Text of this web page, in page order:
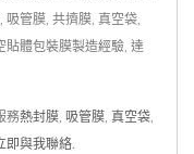
管膜, 共擠膜, 真空袋,
貼體包裝膜製造經驗, 達
務熱封膜 吸管膜 真空袋
即與我聯絡